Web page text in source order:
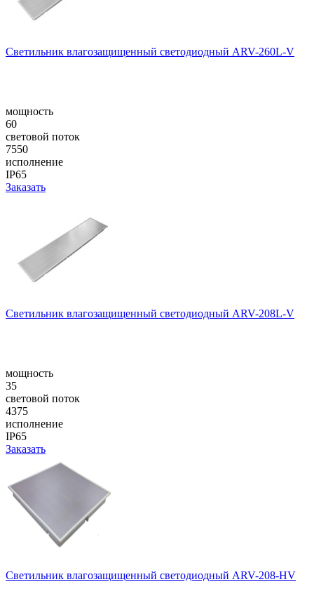
Cветильник влагозащищенный светодиодный ARV-260L-V
мощность
60
световой поток
7550
исполнение
IP65
Заказать
Cветильник влагозащищенный светодиодный ARV-208L-V
мощность
35
световой поток
4375
исполнение
IP65
Заказать
Cветильник влагозащищенный светодиодный ARV-208-HV